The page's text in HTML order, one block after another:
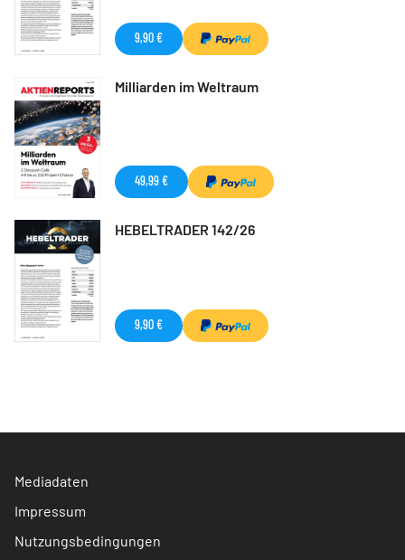
9,90 €
Milliarden im Weltraum
49,99 €
HEBELTRADER 142/26
9,90 €
Mediadaten
Impressum
Nutzungsbedingungen